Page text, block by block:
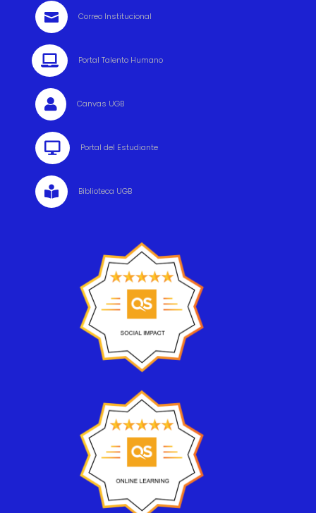
 Correo Institucional
 Portal Talento Humano
 Canvas UGB
 Portal del Estudiante
 Biblioteca UGB